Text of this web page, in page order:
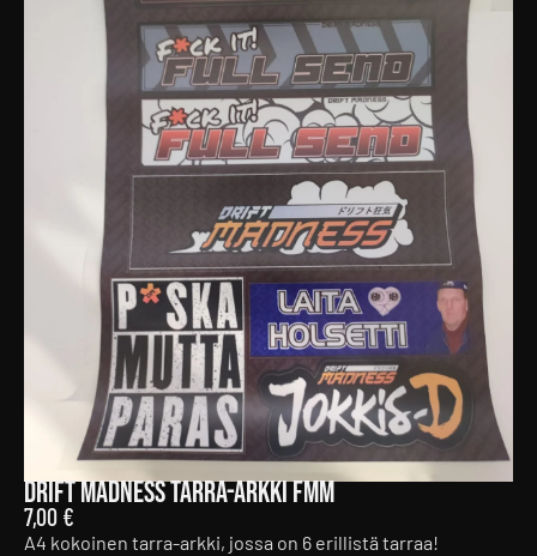
Drift Madness tarra-arkki FMM
7,00 €
A4 kokoinen tarra-arkki, jossa on 6 erillistä tarraa!